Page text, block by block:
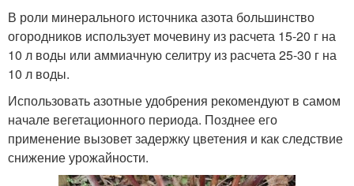
В роли минерального источника азота большинство
огородников использует мочевину из расчета 15-20 г на
10 л воды или аммиачную селитру из расчета 25-30 г на
10 л воды.
Использовать азотные удобрения рекомендуют в самом
начале вегетационного периода. Позднее его
применение вызовет задержку цветения и как следствие
снижение урожайности.